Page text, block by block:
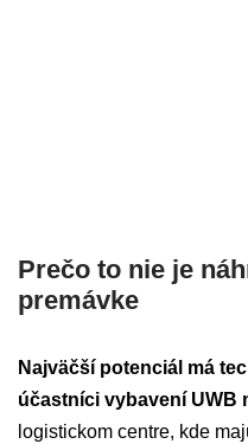
Prečo to nie je
premávke
Najväčší potenciál má
účastníci vybavení UWB
logistickom centre, kde